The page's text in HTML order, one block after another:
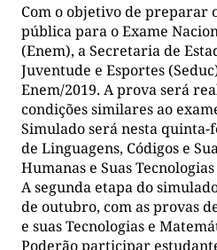
Com o objetivo de preparar
pública para o Exame
(Enem), a Secretaria de
Juventude e Esportes
Enem/2019. A prova será
condições similares ao
Simulado será nesta quinta-
de Linguagens, Códigos e
Humanas e Suas
A segunda etapa do
de outubro, com as provas
e suas Tecnologias e
Poderão participar